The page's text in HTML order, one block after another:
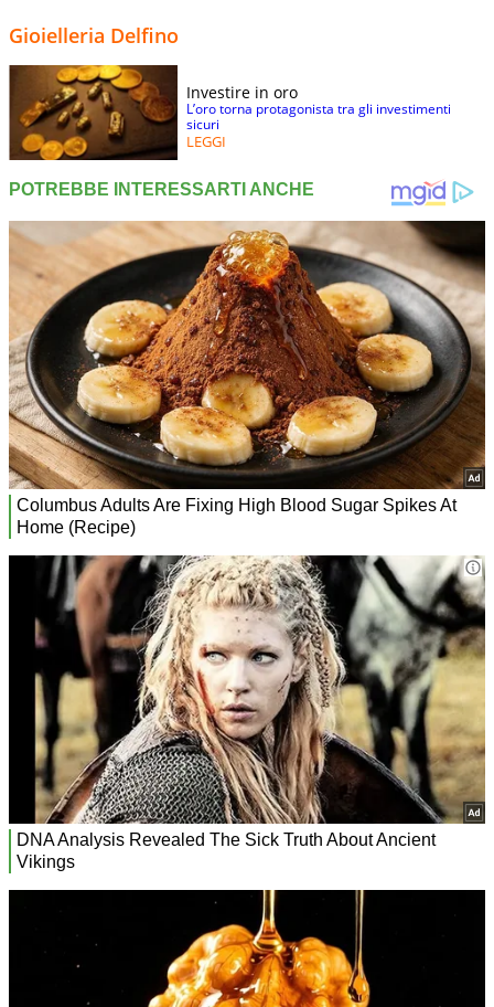
Gioielleria Delfino
Investire in oro
L’oro torna protagonista tra gli investimenti
sicuri
LEGGI